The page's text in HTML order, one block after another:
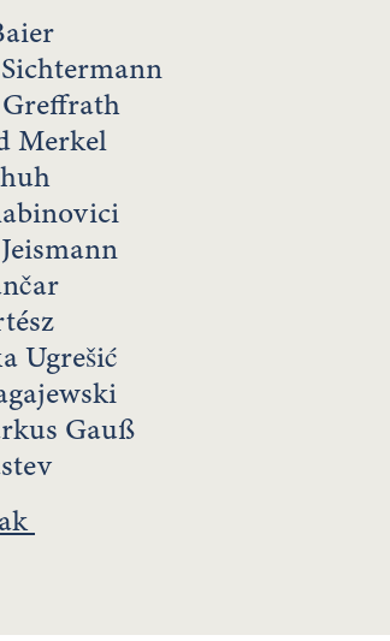
Merkel
Ugrešić
Gauß